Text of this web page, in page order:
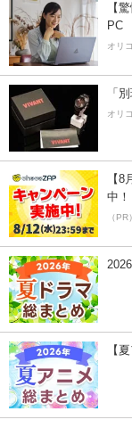
【
PC
オリ
「
オリ
【
中！
（
【